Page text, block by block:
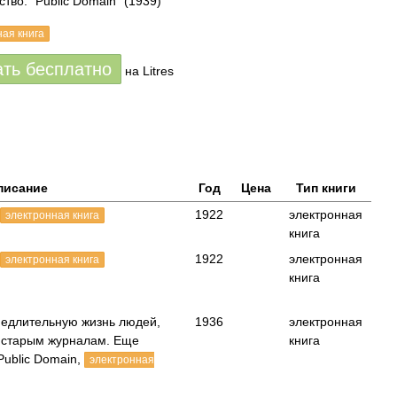
книга
бесплатно на Litres
Год Цена Тип книги
электронная книга 1922
электронная
книга
электронная книга 1922
электронная
книга
жизнь людей,
журналам. Еще
Domain,
электронная
1936
электронная
книга